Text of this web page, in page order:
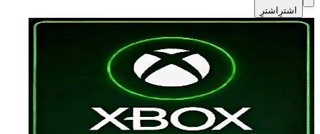
اشترِ اشترِ